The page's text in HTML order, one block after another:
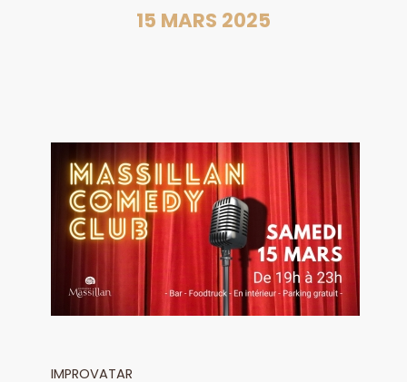
15 MARS 2025
IMPROVATAR